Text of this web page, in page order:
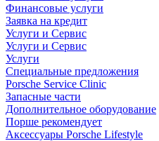
Финансовые услуги
Заявка на кредит
Услуги и Сервис
Услуги и Сервис
Услуги
Специальные предложения
Porsche Service Clinic
Запасные части
Дополнительное оборудование
Порше рекомендует
Аксессуары Porsche Lifestyle